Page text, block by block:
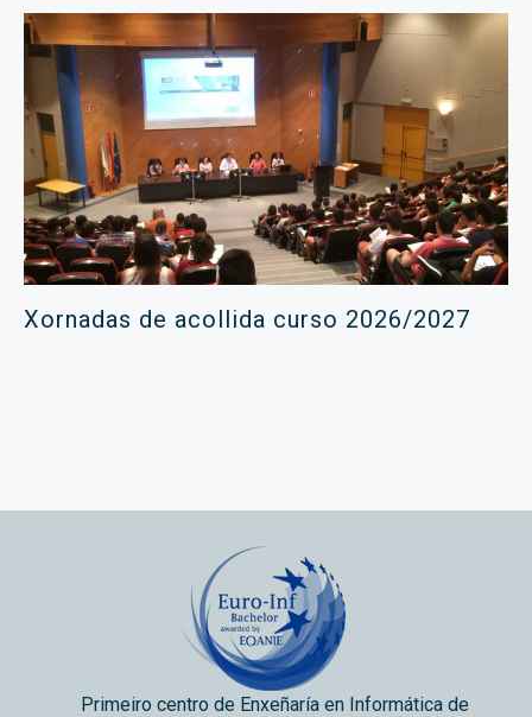
Xornadas de acollida curso 2026/2027
Primeiro centro de Enxeñaría en Informática de